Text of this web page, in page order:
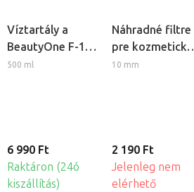
Víztartály a
BeautyOne F-17
kozmetikai
500 ml
6 990 Ft
Raktáron (24ó
kiszállítás)
Náhradné filtre
pre kozmetický
prístroj
10 mm
2 190 Ft
Jelenleg nem
elérhető